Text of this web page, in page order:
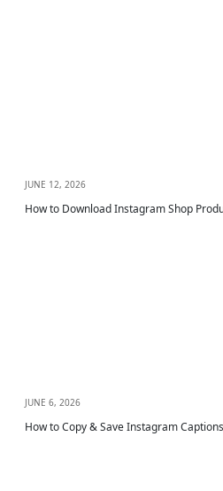
JUNE 12, 2026
How to Download Instagram Shop
JUNE 6, 2026
How to Copy & Save Instagram